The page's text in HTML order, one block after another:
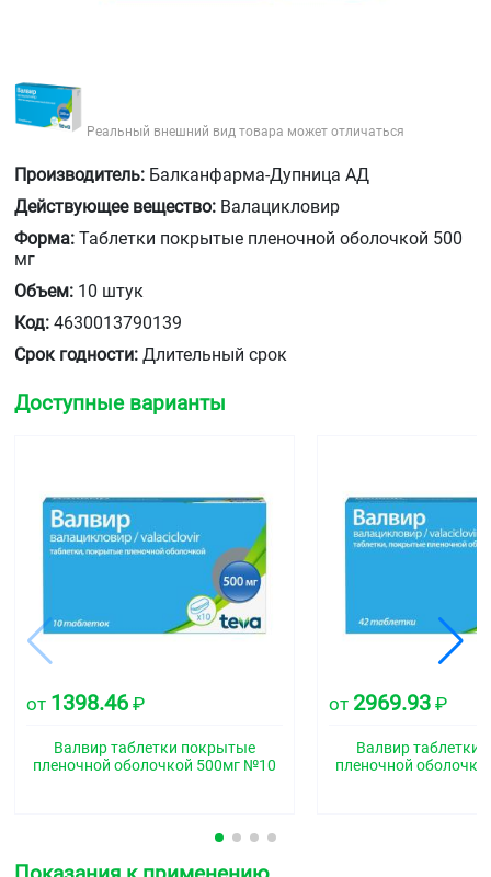
Реальный внешний вид товара может отличаться
Производитель: Балканфарма-Дупница АД
Действующее вещество: Валацикловир
Форма: Таблетки покрытые пленочной оболочкой 500
мг
Объем: 10 штук
Код: 4630013790139
Срок годности: Длительный срок
Доступные варианты
от 1398.46 ₽
Валвир таблетки покрытые
пленочной оболочкой 500мг №10
от 2969.93 ₽
Валвир таблетки
пленочной